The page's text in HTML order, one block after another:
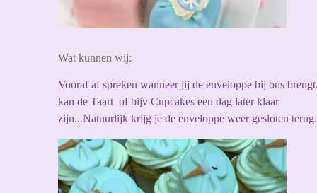
Wat kunnen wij:
Vooraf af spreken wanneer jij de enveloppe bij ons
kan de Taart of bijv Cupcakes een dag later klaar
zijn...Natuurlijk krijg je de enveloppe weer gesloten